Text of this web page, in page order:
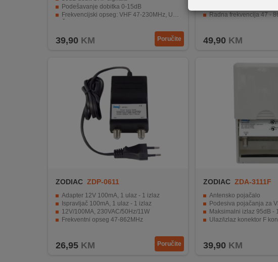
REKLAMACIJA
UČINKOVITOSTI
Podešavanje dobitka 0-15dB
Frekvencijski opseg: VHF 47-230MHz, UHF 470-860MHz
39,90 KM Poručite
Radna frekvencija 47 -
49,90 KM
ZODIAC ZDP-0611
Adapter 12V 100mA, 1 ulaz - 1 izlaz
Ispravljač 100mA, 1 ulaz - 1 izlaz
12V/100MA, 230VAC/50Hz/11W
Frekventni opseg 47-862MHz
26,95KM Poručite
ZODIAC ZDA-3111F
Antensko pojačalo
Podesiva pojačanja za
Maksimalni izlaz 95dB -
Ulaz/izlaz konektor F
39,90 KM